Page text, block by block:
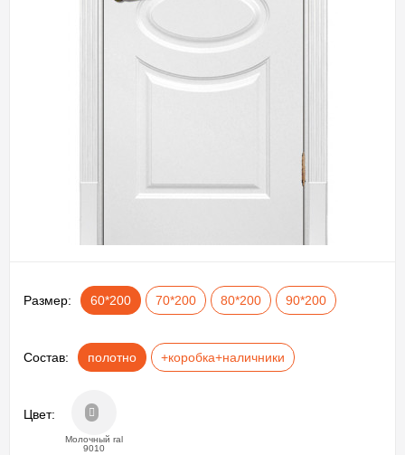
Размер: 60*200 70*200 80*200 90*200
Состав: полотно +коробка+наличники
Цвет:
Молочный ral
9010